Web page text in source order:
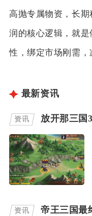
高抛专属物资，长
润的核心逻辑，就
性，绑定市场刚需，
最新资讯
资讯 放开那三国
资讯 帝王三国最终